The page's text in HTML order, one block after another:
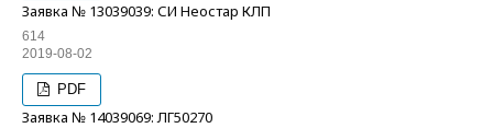
Заявка № 13039039: СИ Неостар КЛП
614
2019-08-02
PDF
Заявка № 14039069: ЛГ50270